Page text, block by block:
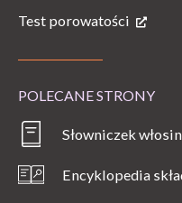
Test porowatości
POLECANE STRONY
Słowniczek
Encyklopedia